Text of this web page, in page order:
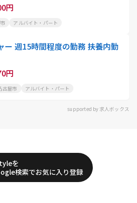
円
アルバイト・パート
ー 週15時間程度の勤務 扶養内勤
円
古屋市 アルバイト・パート
supported by 求人ボックス
を
検索でお気に入り登録